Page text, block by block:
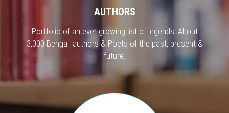
AUTHORS
Portfolio of an ever growing list of legends. About
3,000 Bengali authors & Poets of the past, present &
future.